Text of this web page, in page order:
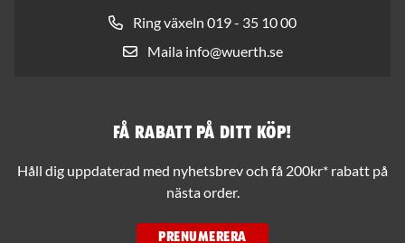
Ring växeln 019 - 35 10 00
Maila info@wuerth.se
Få rabatt på ditt köp!
Håll dig uppdaterad med nyhetsbrev och få 200kr* rabatt på
nästa order.
PRENUMERERA